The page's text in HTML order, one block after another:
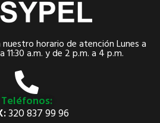
horario de atención Lunes a
11:30 a.m. y de 2 p.m. a 4 p.m.
Teléfonos:
320 837 99 96